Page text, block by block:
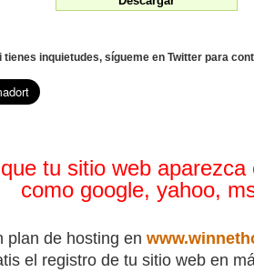
tienes inquietudes, sígueme en Twitter para
tu sitio web aparezca
como google, yahoo,
plan de hosting en
el registro de tu sitio web en